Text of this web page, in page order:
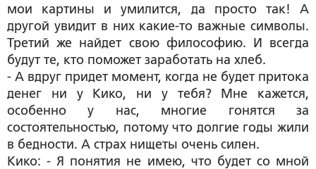
мои картины и умилится, да просто так! А
другой увидит в них какие-то важные символы.
Третий же найдет свою философию. И всегда
будут те, кто поможет заработать на хлеб.
- А вдруг придет момент, когда не будет притока
денег ни у Кико, ни у тебя? Мне кажется,
особенно у нас, многие гонятся за
состоятельностью, потому что долгие годы жили
в бедности. А страх нищеты очень силен.
Кико: - Я понятия не имею, что будет со мной